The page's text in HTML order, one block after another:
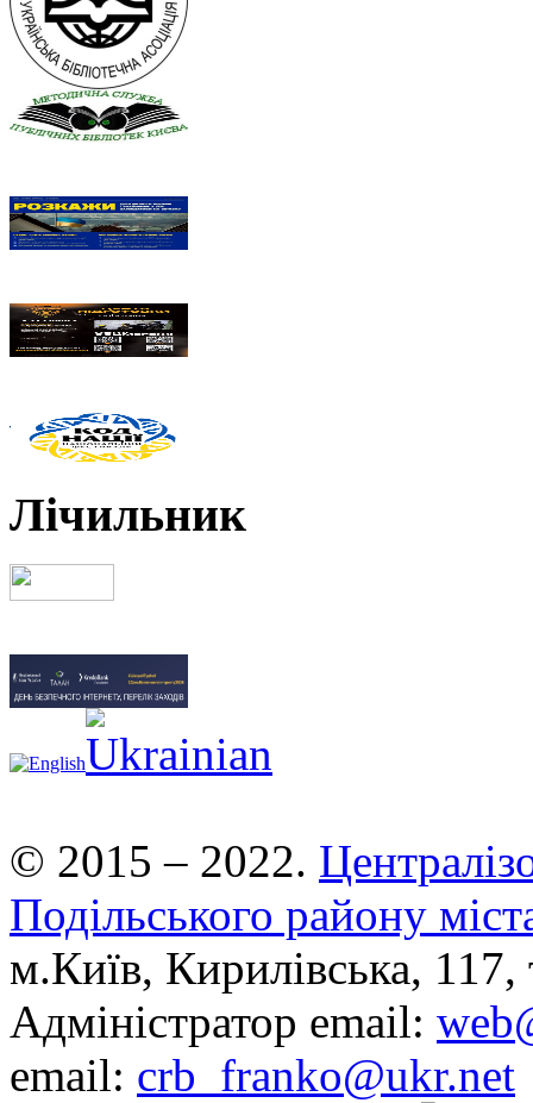
Лічильник
© 2015 – 2022.
Подільського району
м.Київ, Кирилівська,
Адміністратор email:
email: crb_franko@ukr.net